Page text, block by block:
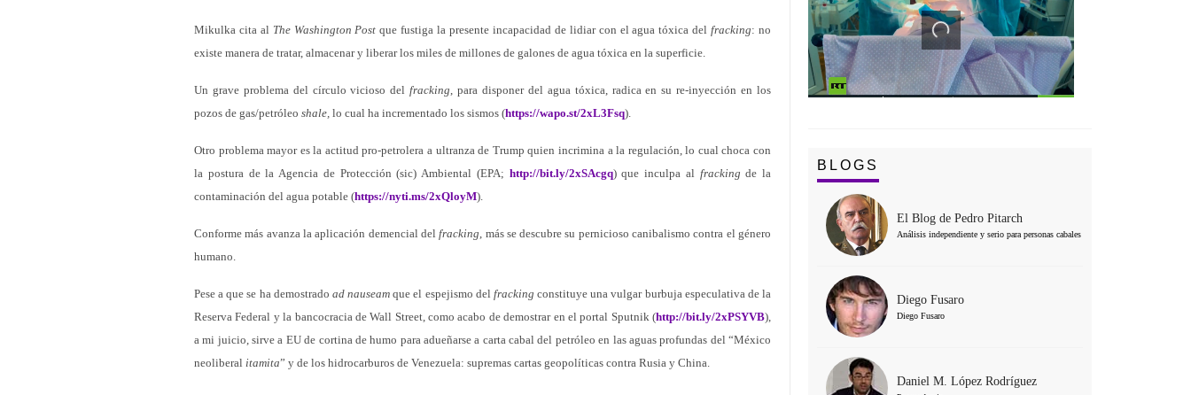
Mikulka cita al The Washington Post que fustiga la presente incapacidad de lidiar con el agua tóxica delfracking: no
existe manera de tratar, almacenar y liberar los miles de millones de galones de agua tóxica en la superficie.
Un grave problema del círculo vicioso delfracking, para disponer del agua tóxica, radica en su re-inyección en los
pozos de gas/petróleo shale, lo cual ha incrementado los sismos (https://wapo.st/2xL3Fsq).
Otro problema mayor es la actitud pro-petrolera a ultranza de Trump quien incrimina a la regulación, lo cual choca con
la postura de la Agencia de Protección (sic) Ambiental (EPA; http://bit.ly/2xSAcgq) que inculpa al fracking de la
contaminación del agua potable (https://nyti.ms/2xQloyM).
Conforme más avanza la aplicación demencial delfracking, más se descubre su pernicioso canibalismo contra el género
humano.
Pese a que se ha demostrado ad nauseam que el espejismo del frackingconstituye una vulgar burbuja especulativa de la
Reserva Federal y la bancocracia de Wall Street, como acabo de demostrar en el portal Sputnik (http://bit.ly/2xPSYVB),
a mi juicio, sirve a EU de cortina de humo para adueñarse a carta cabal del petróleo en las aguas profundas del “México
neoliberal itamita” y de los hidrocarburos de Venezuela: supremas cartas geopolíticas contra Rusia y China.
BLOGS
El Blog de Pedro Pitarch
Análisis independiente y serio para personas cabales
Diego Fusaro
Diego Fusaro
Daniel M. López Rodríguez